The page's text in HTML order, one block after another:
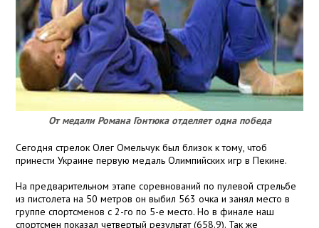
От медали Романа Гонтюка отделяет одна победа
Сегодня стрелок Олег Омельчук был близок к тому, чтоб
принести Украине первую медаль Олимпийских игр в Пекине.
На предварительном этапе соревнований по пулевой стрельбе
из пистолета на 50 метров он выбил 563 очка и занял место в
группе спортсменов с 2-го по 5-е место. Но в финале наш
спортсмен показал четвертый результат (658.9). Так же